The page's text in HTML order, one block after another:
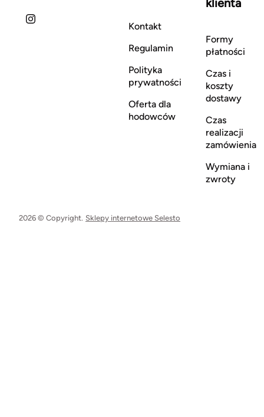
Kontakt
Regulamin
Polityka
prywatności
Oferta dla
hodowców
Formy
płatności
Czas i
koszty
dostawy
Czas
realizacji
zamówienia
Wymiana i
zwroty
2026 © Copyright. Sklepy internetowe Selesto